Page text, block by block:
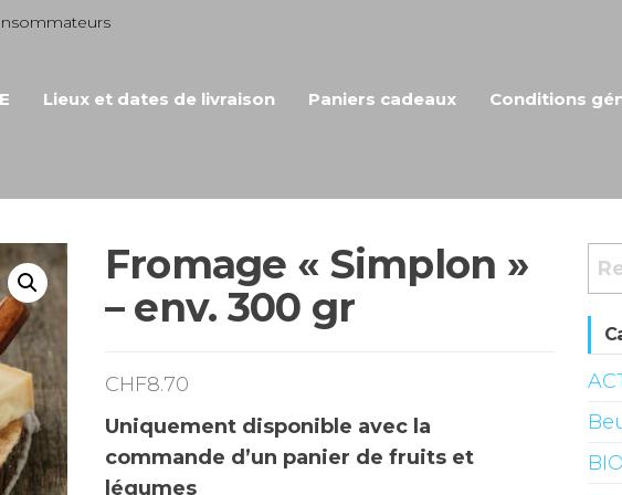
Lieux et dates de livraison Paniers cadeaux Conditions
Fromage « Simplon »
– env. 300 gr
CHF8.70
Uniquement disponible avec la
commande d’un panier de fruits et
légumes
BIO